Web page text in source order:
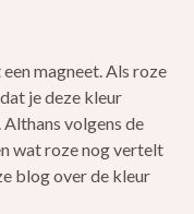
magneet. Als roze
je deze kleur
volgens de
wat roze nog vertelt
blog over de kleur